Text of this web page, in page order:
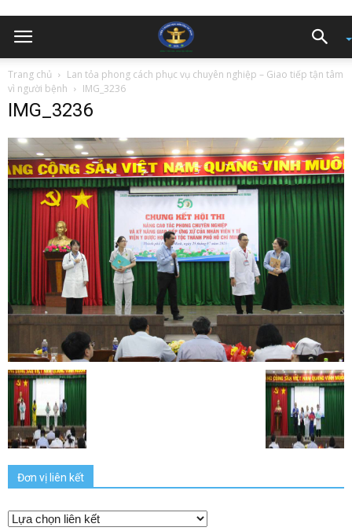
Trang chủ
Lan tỏa phong cách phục vụ chuyên nghiệp – Giao tiếp tận tâm
vì người bệnh
IMG_3236
IMG_3236
Đơn vị liên kết